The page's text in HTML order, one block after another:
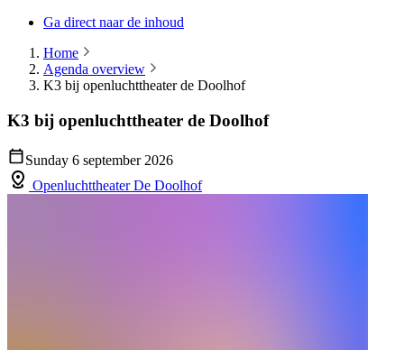
Ga direct naar de inhoud
Home
Agenda overview
K3 bij openluchttheater de Doolhof
K3 bij openluchttheater de Doolhof
Sunday 6 september 2026
Openluchttheater De Doolhof